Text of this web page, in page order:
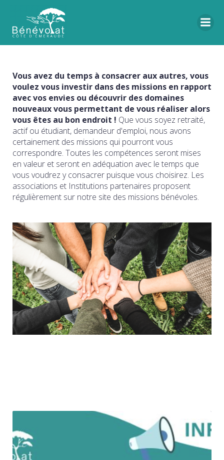
Vous avez du temps à consacrer aux autres, vous
voulez vous investir dans des missions en rapport
avec vos envies ou découvrir des domaines
nouveaux vous permettant de vous réaliser alors
vous êtes au bon endroit ! Que vous soyez retraité,
actif ou étudiant, demandeur d'emploi, nous avons
certainement des missions qui pourront vous
correspondre. Toutes les compétences seront mises
en valeur et seront en adéquation avec le temps que
vous voudrez y consacrer puisque vous choisirez. Les
associations et Institutions partenaires proposent
régulièrement sur notre site des missions bénévoles.